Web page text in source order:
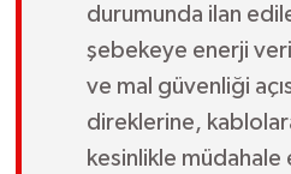
durumunda ilan
şebekeye enerji
ve mal güvenliği
direklerine,
kesinlikle